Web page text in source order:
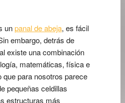
unpanal de abeja, es fácil
embargo, detrás de
existe una combinación
matemáticas, física e
que para nosotros parece
pequeñas celdillas
estructuras más